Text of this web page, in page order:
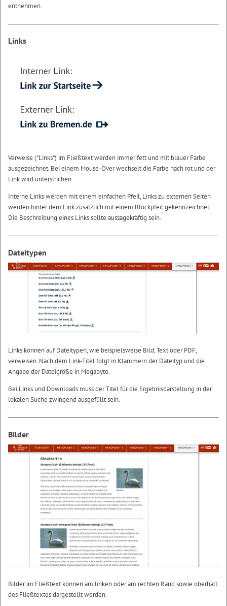
entnehmen.
Links
Verweise ("Links") im Fließtext werden immer fett und mit blauer Farbe
ausgezeichnet. Bei einem Mouse-Over wechselt die Farbe nach rot und der
Link wird unterstrichen.
Interne Links werden mit einem einfachen Pfeil, Links zu externen Seiten
werden hinter dem Link zusätzlich mit einem Blockpfeil gekennzeichnet.
Die Beschreibung eines Links sollte aussagekräftig sein.
Dateitypen
Links können auf Dateitypen, wie beispielsweise Bild, Text oder PDF,
verweisen. Nach dem Link-Titel folgt in Klammern der Dateityp und die
Angabe der Dateigröße in Megabyte.
Bei Links und Downloads muss der Titel für die Ergebnisdarstellung in der
lokalen Suche zwingend ausgefüllt sein.
Bilder
Bilder im Fließtext können am linken oder am rechten Rand sowie oberhalt
des Fließtextes dargestellt werden.